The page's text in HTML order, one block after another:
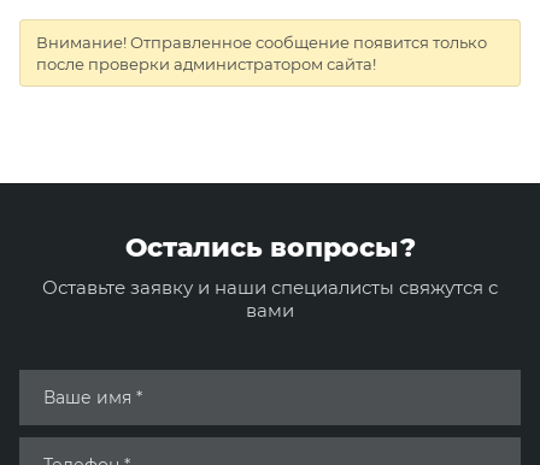
Внимание! Отправленное сообщение появится только
после проверки администратором сайта!
Остались вопросы?
Оставьте заявку и наши специалисты свяжутся с
вами